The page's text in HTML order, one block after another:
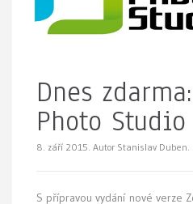
Dnes
Photo
8. září 2015. Autor Stanislav Duben.
S přípravou vydání nové verze